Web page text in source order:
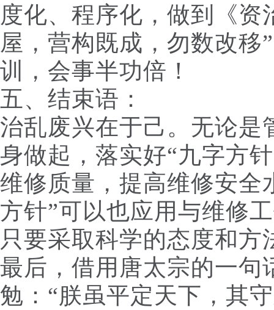
度化、程序化，做到《资
屋，营构既成，勿数改移
训，会事半功倍！
五、结束语：
治乱废兴在于己。无论是
身做起，落实好“九字方
维修质量，提高维修安全
方针”可以也应用与维修
只要采取科学的态度和
最后，借用唐太宗的一句
勉：“朕虽平定天下，其